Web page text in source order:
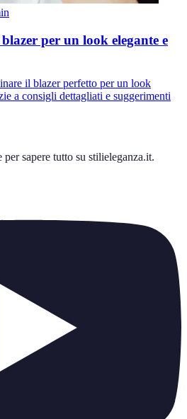
per un look elegante e
il blazer perfetto per un look
a consigli dettagliati e suggerimenti
sapere tutto su stilieleganza.it.